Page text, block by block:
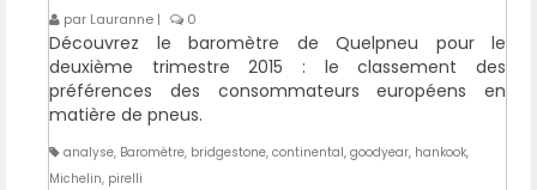
par Lauranne | 0
Découvrez le baromètre de Quelpneu pour le
deuxième trimestre 2015 : le classement des
préférences des consommateurs européens en
matière de pneus.
analyse, Baromètre, bridgestone, continental, goodyear, hankook,
Michelin, pirelli